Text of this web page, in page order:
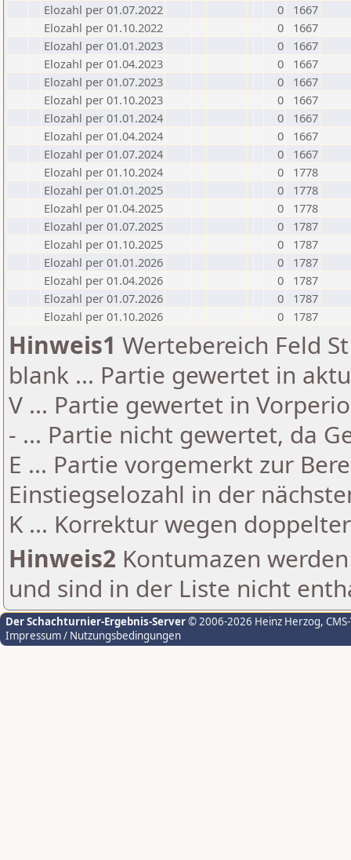
Elozahl per 01.07.2022
0
1667
Elozahl per 01.10.2022
0
1667
Elozahl per 01.01.2023
0
1667
Elozahl per 01.04.2023
0
1667
Elozahl per 01.07.2023
0
1667
Elozahl per 01.10.2023
0
1667
Elozahl per 01.01.2024
0
1667
Elozahl per 01.04.2024
0
1667
Elozahl per 01.07.2024
0
1667
Elozahl per 01.10.2024
0
1778
Elozahl per 01.01.2025
0
1778
Elozahl per 01.04.2025
0
1778
Elozahl per 01.07.2025
0
1787
Elozahl per 01.10.2025
0
1787
Elozahl per 01.01.2026
0
1787
Elozahl per 01.04.2026
0
1787
Elozahl per 01.07.2026
0
1787
Elozahl per 01.10.2026
0 1787
Hinweis1 Wertebereich Feld
blank ... Partie gewertet in
V ... Partie gewertet in
- ... Partie nicht gewertet, da
E ... Partie vorgemerkt zur
Einstiegselozahl in der
K ... Korrektur wegen
Hinweis2 Kontumazen
und sind in der Liste nicht
Der Schachturnier-Ergebnis-Server© 2006-2026 Heinz Herzog,
Impressum / Nutzungsbedingungen